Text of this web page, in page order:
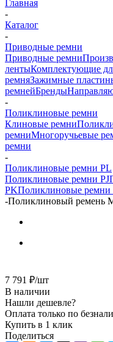
Главная
-
Каталог
-
Приводные ремни
Приводные ремни
лентыКомплектующие
ремняЗажимные
ремнейБренды
-
Поликлиновые ремни
Клиновые ремни
ремниМногоручьевые
ремни
-
Поликлиновые ремни PL
Поликлиновые ремни PJ
PKПоликлиновые ремни
-Поликлиновый ремень
7 791 ₽/шт
В наличии
Нашли дешевле?
Оплата только по
Купить в 1 клик
Поделиться